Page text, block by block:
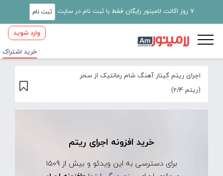
7 روز اکانت لامینور رایگان فقط با ثبت نام در سایت ثبت نام
وارد شوید
خرید اشتراک
اجرای ریتم گیتار آهنگ شام رمانتیک از سحر
(ریتم 2/4)
خرید افزونه اجرای ریتم
برای دسترسی به این ویدئو و بیش از 1509